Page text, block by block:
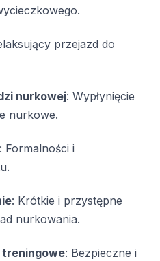
jak i poczucia
perspektywy — pod
początkujących, a całe
instruktora.
przejazd do
nurkowej: Wypłynięcie
nurkowe.
: Formalności i
: Krótkie i przystępne
nurkowania.
treningowe: Bezpieczne i